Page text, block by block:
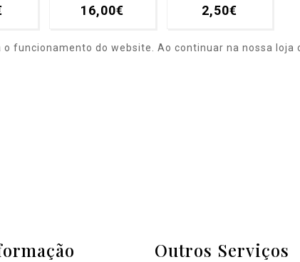
16,00€ 2,50€
funcionamento do website. Ao continuar na nossa loja
Outros Serviços